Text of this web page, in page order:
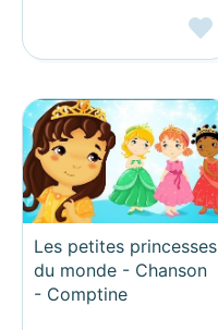
Les petites princesses
du monde - Chanson
- Comptine